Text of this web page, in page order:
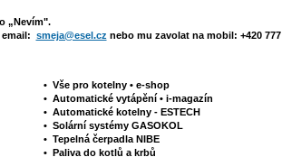
„Nevím".
smeja@esel.cz nebo mu zavolat na mobil: +420 777
• Vše pro kotelny •e-shop
• Automatické vytápění •i-magazín
• Automatické kotelny - ESTECH
• Solární systémy GASOKOL
• Tepelná čerpadla NIBE
• Paliva do kotlů a krbů